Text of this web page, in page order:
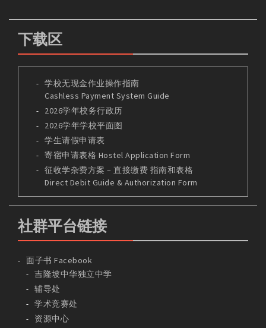
下载区
学校无现金作业操作指南
Cashless Payment System Guide
2026学年校务行政历
2026学年学校平面图
学生请假申请表
寄宿申请表格 Hostel Application Form
征收学杂费方案 – 直接缴费 指南和表格
Direct Debit Guide & Authorization Form
社群平台链接
面子书 Facebook
吉隆坡中华独立中学
辅导处
学术竞赛处
资源中心